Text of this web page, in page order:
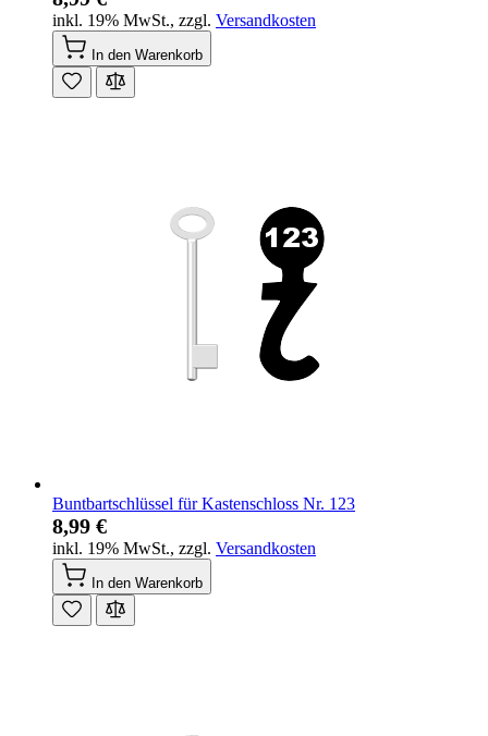
inkl. 19% MwSt., zzgl. Versandkosten
In den Warenkorb
Buntbartschlüssel für Kastenschloss Nr. 123
8,99 €
inkl. 19% MwSt., zzgl. Versandkosten
In den Warenkorb